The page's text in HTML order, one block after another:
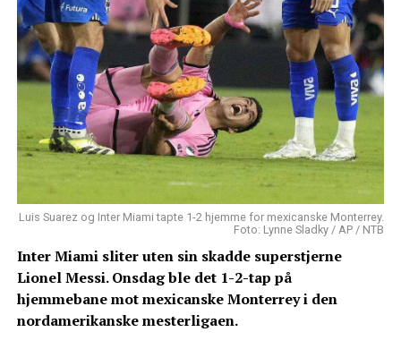
Luis Suarez og Inter Miami tapte 1-2 hjemme for mexicanske Monterrey.
Foto: Lynne Sladky / AP / NTB
Inter Miami sliter uten sin skadde superstjerne
Lionel Messi. Onsdag ble det 1-2-tap på
hjemmebane mot mexicanske Monterrey i den
nordamerikanske mesterligaen.